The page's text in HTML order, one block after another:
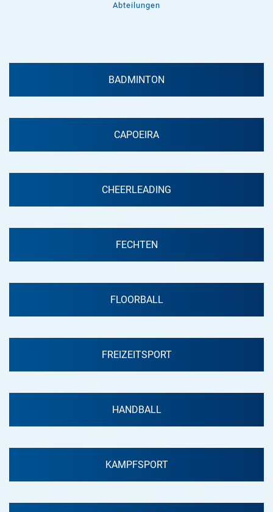
Abteilungen
BADMINTON
CAPOEIRA
CHEERLEADING
FECHTEN
FLOORBALL
FREIZEITSPORT
HANDBALL
KAMPFSPORT